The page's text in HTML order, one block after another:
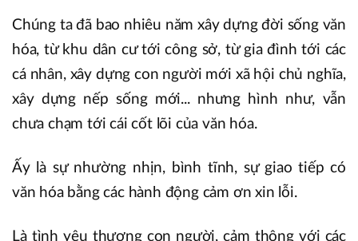
Chúng ta đã bao nhiêu năm xây dựng đời sống văn
hóa, từ khu dân cư tới công sở, từ gia đình tới các
cá nhân, xây dựng con người mới xã hội chủ nghĩa,
xây dựng nếp sống mới... nhưng hình như, vẫn
chưa chạm tới cái cốt lõi của văn hóa.
Ấy là sự nhường nhịn, bình tĩnh, sự giao tiếp có
văn hóa bằng các hành động cảm ơn xin lỗi.
Là tình yêu thương con người, cảm thông với các